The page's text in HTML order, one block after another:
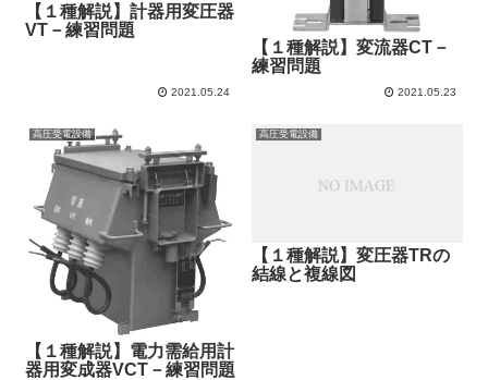
【１種解説】計器用変圧器
VT－練習問題
2021.05.24
【１種解説】変流器CT－
練習問題
2021.05.23
高圧受電設備
【１種解説】電力需給用計
器用変成器VCT－練習問題
高圧受電設備
【１種解説】変圧器TRの
結線と複線図